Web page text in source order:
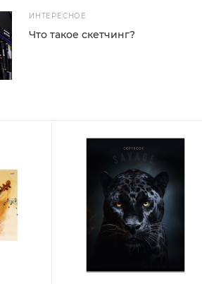
ИНТЕРЕСНОЕ
Что такое скетчинг?